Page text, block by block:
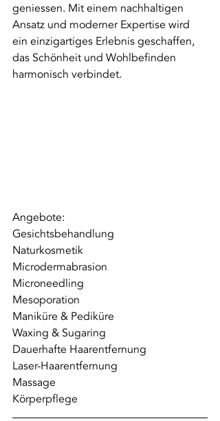
geniessen. Mit einem nachhaltigen
Ansatz und moderner Expertise wird
ein einzigartiges Erlebnis geschaffen,
das Schönheit und Wohlbefinden
harmonisch verbindet.
Angebote:
Gesichtsbehandlung
Naturkosmetik
Microdermabrasion
Microneedling
Mesoporation
Maniküre & Pediküre
Waxing & Sugaring
Dauerhafte Haarentfernung
Laser-Haarentfernung
Massage
Körperpflege